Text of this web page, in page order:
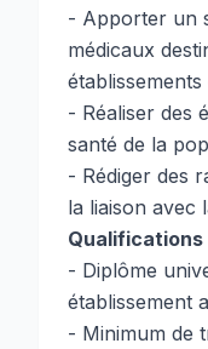
- Apporter un
médicaux
- Réaliser des
santé de la
- Rédiger des
la liaison avec
Qualifications
- Diplôme
établissement
- Minimum de